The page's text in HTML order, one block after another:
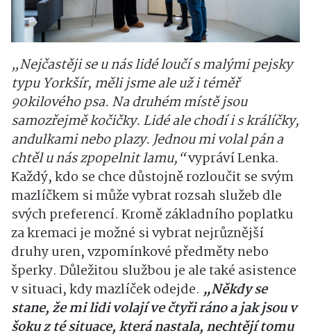
„Nejčastěji se u nás lidé loučí s malými pejsky
typu Yorkšír, měli jsme ale už i téměř
90kilového psa. Na druhém místě jsou
samozřejmě kočičky. Lidé ale chodí i s králíčky,
andulkami nebo plazy. Jednou mi volal pán a
chtěl u nás zpopelnit lamu,“vypráví Lenka.
Každý, kdo se chce důstojně rozloučit se svým
mazlíčkem si může vybrat rozsah služeb dle
svých preferencí. Kromě základního poplatku
za kremaci je možné si vybrat nejrůznější
druhy uren, vzpomínkové předměty nebo
šperky. Důležitou službou je ale také asistence
v situaci, kdy mazlíček odejde. „Někdy se
stane, že mi lidi volají ve čtyři ráno a jak jsou v
šoku z té situace, která nastala, nechtějí tomu